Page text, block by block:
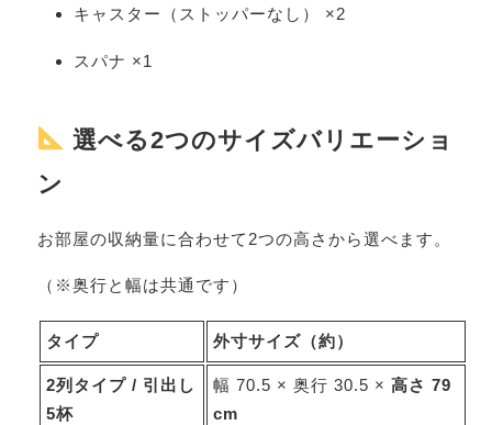
キャスター（ストッパーなし） ×2
スパナ ×1
選べる2つのサイズバリエーショ
ン
お部屋の収納量に合わせて2つの高さから選べます。
（※奥行と幅は共通です）
タイプ 外寸サイズ（約）
2列タイプ / 引出し
5杯
幅 70.5 × 奥行 30.5 ×高さ 79
cm